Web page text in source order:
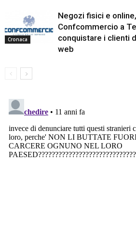
Cronaca
Negozi fisici e
Confcommercio a
conquistare i clienti
web